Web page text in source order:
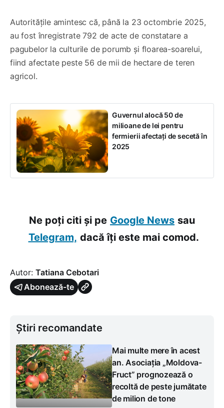
Autoritățile amintesc că, până la 23 octombrie 2025,
au fost înregistrate 792 de acte de constatare a
pagubelor la culturile de porumb și floarea-soarelui,
fiind afectate peste 56 de mii de hectare de teren
agricol.
Guvernul alocă 50 de
milioane de lei pentru
fermierii afectați de secetă în
2025
Ne poți citi și pe Google News sau
Telegram, dacă îți este mai comod.
Autor: Tatiana Cebotari
Abonează-te
Știri recomandate
Mai multe mere în acest
an. Asociația „Moldova-
Fruct” prognozează o
recoltă de peste jumătate
de milion de tone